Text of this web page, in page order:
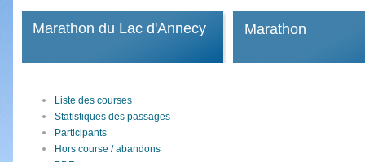
Marathon du Lac d'Annecy Marathon
Liste des courses
Statistiques des passages
Participants
Hors course / abandons